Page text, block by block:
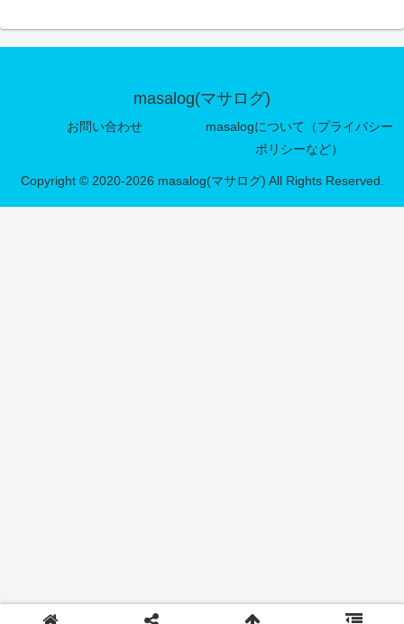
masalog(マサログ)
お問い合わせ
masalogについて（プライバシー
ポリシーなど）
Copyright © 2020-2026 masalog(マサログ) All Rights Reserved.